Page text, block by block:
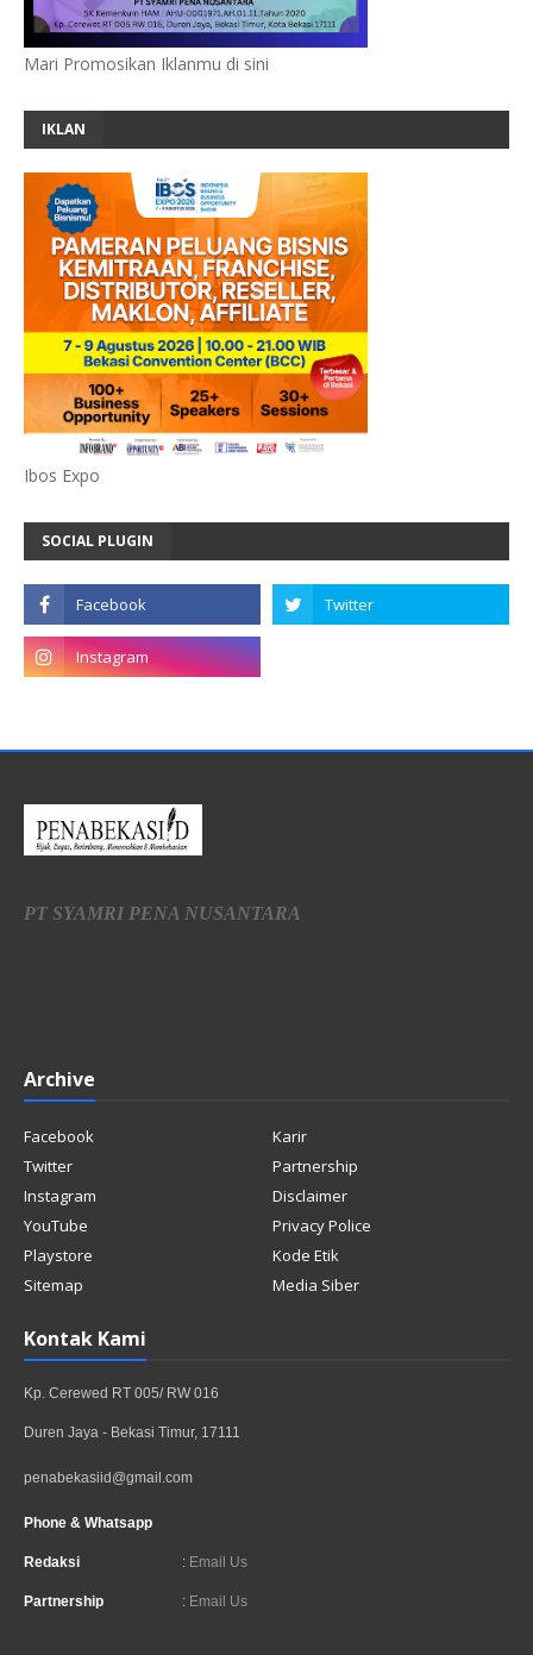
Mari Promosikan Iklanmu di sini
IKLAN
Ibos Expo
SOCIAL PLUGIN
PT SYAMRI PENA NUSANTARA
Archive
Facebook
Karir
Twitter
Partnership
Instagram
Disclaimer
YouTube
Privacy Police
Playstore
Kode Etik
Sitemap
Media Siber
Kontak Kami
Kp. Cerewed RT 005/ RW 016
Duren Jaya - Bekasi Timur, 17111
penabekasiid@gmail.com
Phone & Whatsapp
Redaksi : Email Us
Partnership : Email Us